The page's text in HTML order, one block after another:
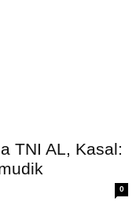
TNI AL, Kasal:
0